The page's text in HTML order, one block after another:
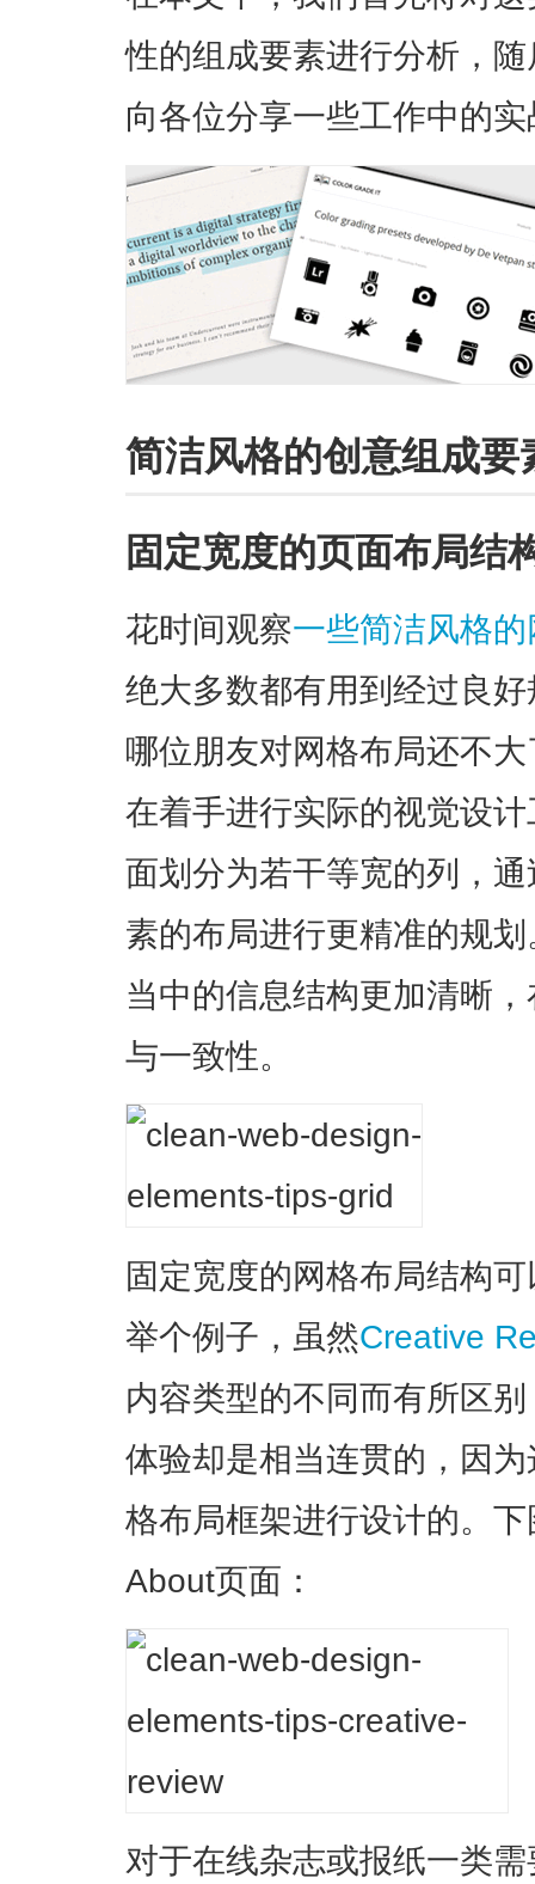
性的组成要素进行分析，
向各位分享一些工作中的
简洁风格的创意组成要
固定宽度的页面布局结
花时间观察一些简洁风格
绝大多数都有用到经过良
哪位朋友对网格布局还不
在着手进行实际的视觉设
面划分为若干等宽的列，
素的布局进行更精准的规
当中的信息结构更加清晰
与一致性。
固定宽度的网格布局结构
举个例子，虽然Creative
内容类型的不同而有所区
体验却是相当连贯的，因
格布局框架进行设计的。
About页面：
对于在线杂志或报纸一类